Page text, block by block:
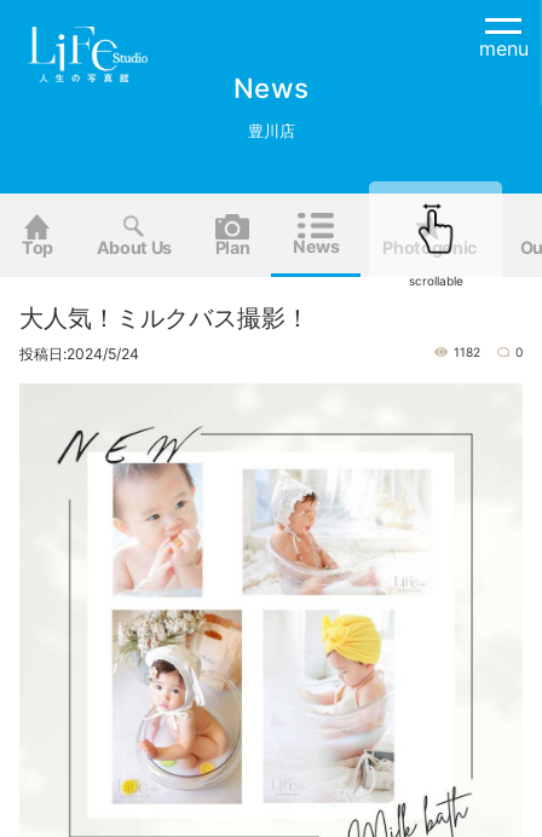
menu
News
豊川店
Top About Us Plan News Photogenic
scrollable
大人気！ミルクバス撮影！
投稿日:2024/5/24 1182 0